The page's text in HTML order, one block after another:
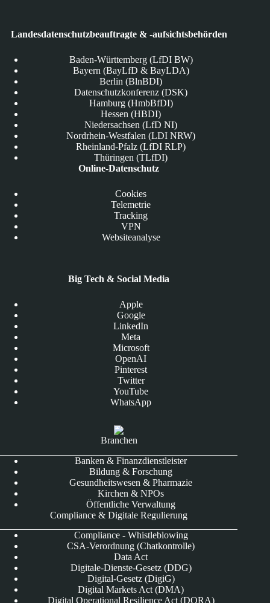
Landesdatenschutzbeauftragte & -aufsichtsbehörden
Baden-Württemberg (LfDI BW)
Bayern (BayLfD & BayLDA)
Berlin (BlnBDI)
Datenschutzkonferenz (DSK)
Hamburg (HmbBfDI)
Hessen (HBDI)
Niedersachsen (LfD NI)
Nordrhein-Westfalen (LDI NRW)
Rheinland-Pfalz (LfDI RLP)
Thüringen (TLfDI)
Online-Datenschutz
Cookies
Telemetrie
Tracking
VPN
Websiteanalyse
Big Tech & Social Media
Apple
Google
LinkedIn
Meta
Microsoft
OpenAI
Pinterest
Twitter
YouTube
WhatsApp
Branchen
Banken & Finanzdienstleister
Bildung & Forschung
Gesundheitswesen & Pharmazie
Kirchen & NPOs
Öffentliche Verwaltung
Compliance & Digitale Regulierung
Compliance - Whistleblowing
CSA-Verordnung (Chatkontrolle)
Data Act
Digitale-Dienste-Gesetz (DDG)
Digital-Gesetz (DigiG)
Digital Markets Act (DMA)
Digital Operational Resilience Act (DORA)